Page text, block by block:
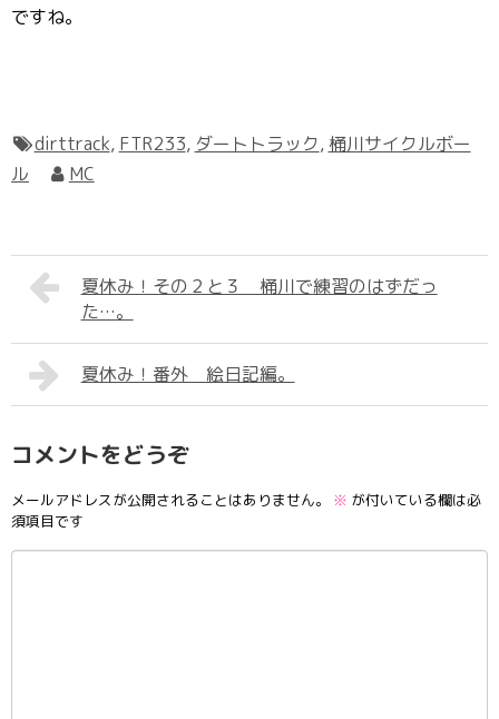
ですね。
dirttrack, FTR233, ダートトラック, 桶川サイクルボー
ル
MC
夏休み！その２と３ 桶川で練習のはずだっ
た…。
夏休み！番外 絵日記編。
コメントをどうぞ
メールアドレスが公開されることはありません。 ※ が付いている欄は必
須項目です